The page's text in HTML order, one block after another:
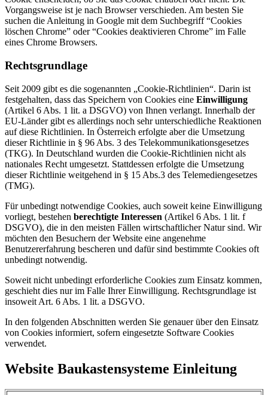
Vorgangsweise ist je nach Browser verschieden. Am besten Sie
suchen die Anleitung in Google mit dem Suchbegriff “Cookies
löschen Chrome” oder “Cookies deaktivieren Chrome” im Falle
eines Chrome Browsers.
Rechtsgrundlage
Seit 2009 gibt es die sogenannten „Cookie-Richtlinien“. Darin ist
festgehalten, dass das Speichern von Cookies eine Einwilligung
(Artikel 6 Abs. 1 lit. a DSGVO) von Ihnen verlangt. Innerhalb der
EU-Länder gibt es allerdings noch sehr unterschiedliche Reaktionen
auf diese Richtlinien. In Österreich erfolgte aber die Umsetzung
dieser Richtlinie in § 96 Abs. 3 des Telekommunikationsgesetzes
(TKG). In Deutschland wurden die Cookie-Richtlinien nicht als
nationales Recht umgesetzt. Stattdessen erfolgte die Umsetzung
dieser Richtlinie weitgehend in § 15 Abs.3 des Telemediengesetzes
(TMG).
Für unbedingt notwendige Cookies, auch soweit keine Einwilligung
vorliegt, bestehen berechtigte Interessen (Artikel 6 Abs. 1 lit. f
DSGVO), die in den meisten Fällen wirtschaftlicher Natur sind. Wir
möchten den Besuchern der Website eine angenehme
Benutzererfahrung bescheren und dafür sind bestimmte Cookies oft
unbedingt notwendig.
Soweit nicht unbedingt erforderliche Cookies zum Einsatz kommen,
geschieht dies nur im Falle Ihrer Einwilligung. Rechtsgrundlage ist
insoweit Art. 6 Abs. 1 lit. a DSGVO.
In den folgenden Abschnitten werden Sie genauer über den Einsatz
von Cookies informiert, sofern eingesetzte Software Cookies
verwendet.
Website Baukastensysteme Einleitung